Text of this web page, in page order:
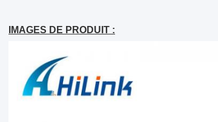
IMAGES DE PRODUIT :